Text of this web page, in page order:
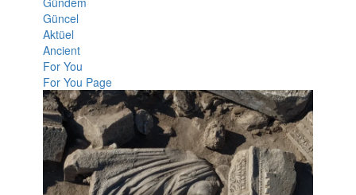
Güncel
Aktüel
Ancient
For You
For You Page